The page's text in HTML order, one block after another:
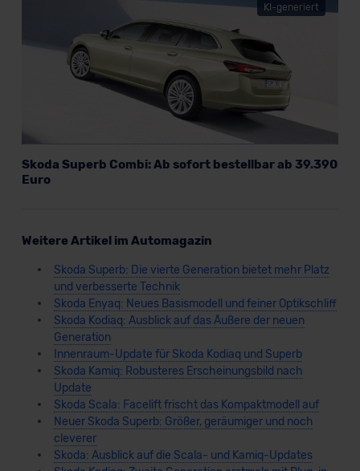
KI-generiert
Skoda Superb Combi: Ab sofort bestellbar ab 39.390
Euro
Weitere Artikel im Automagazin
Skoda Superb: Die vierte Generation bietet mehr Platz
und verbesserte Technik
Skoda Enyaq: Neues Basismodell und feiner Optikschliff
Skoda Kodiaq: Ausblick auf das Äußere der neuen
Generation
Innenraum-Update für Skoda Kodiaq und Superb
Skoda Kamiq: Robusteres Erscheinungsbild nach
Update
Skoda Scala: Facelift frischt das Kompaktmodell auf
Neuer Skoda Superb: Größer, geräumiger und noch
cleverer
Skoda: Ausblick auf die Scala- und Kamiq-Updates